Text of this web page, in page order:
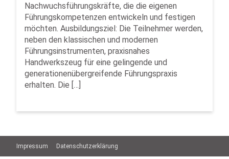
Nachwuchsführungskräfte, die die eigenen
Führungskompetenzen entwickeln und festigen
möchten. Ausbildungsziel: Die Teilnehmer werden,
neben den klassischen und modernen
Führungsinstrumenten, praxisnahes
Handwerkszeug für eine gelingende und
generationenübergreifende Führungspraxis
erhalten. Die […]
Impressum Datenschutzerklärung